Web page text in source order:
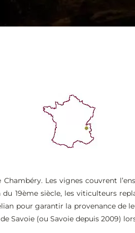
Les vignes couvrent
19ème siècle, les viticulteurs
pour garantir la provenance de
Savoie (ou Savoie depuis 2009)